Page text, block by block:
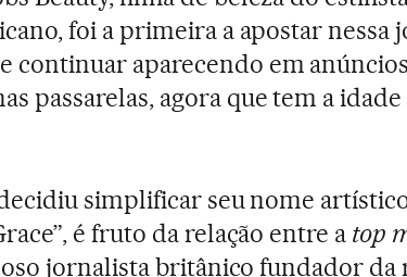
foi a primeira a apostar nessa
continuar aparecendo em
passarelas, agora que tem a idade
simplificar seu nome
é fruto da relação entre a top
jornalista britânico fundador da